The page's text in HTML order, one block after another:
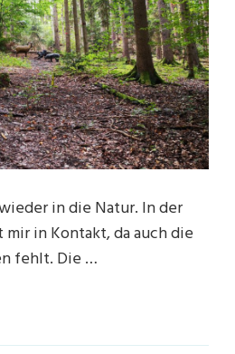
in die Natur. In der
in Kontakt, da auch die
fehlt. Die …